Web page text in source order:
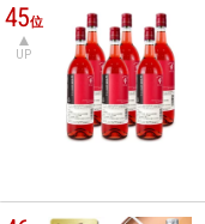
45位
UP